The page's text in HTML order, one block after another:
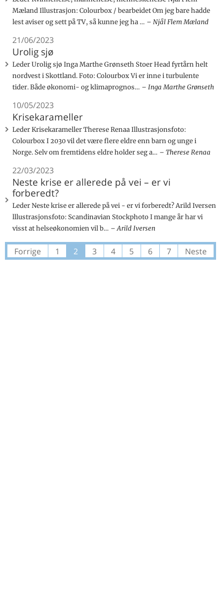
Mæland Illustrasjon: Colourbox / bearbeidet Om jeg bare hadde
lest aviser og sett på TV, så kunne jeg ha …
Njål Flem Mæland
21/06/2023
Urolig sjø
Leder Urolig sjø Inga Marthe Grønseth Stoer Head fyrtårn helt
nordvest i Skottland. Foto: Colourbox Vi er inne i turbulente
tider. Både økonomi- og klimaprognos…
Inga Marthe Grønseth
10/05/2023
Krisekarameller
Leder Krisekarameller Therese Renaa Illustrasjonsfoto:
Colourbox I 2030 vil det være flere eldre enn barn og unge i
Norge. Selv om fremtidens eldre holder seg a…
Therese Renaa
22/03/2023
Neste krise er allerede på vei – er vi
forberedt?
Leder Neste krise er allerede på vei - er vi forberedt? Arild Iversen
lllustrasjonsfoto: Scandinavian Stockphoto I mange år har vi
visst at helseøkonomien vil b…
Arild Iversen
Forrige 1 2 3 4 5 6 7 Neste